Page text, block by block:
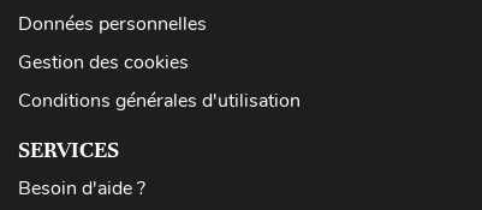
Données personnelles
Gestion des cookies
Conditions générales d'utilisation
SERVICES
Besoin d'aide ?